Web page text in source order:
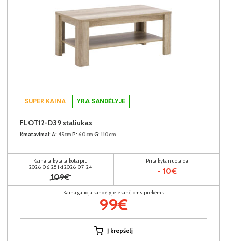
SUPER KAINA YRA SANDĖLYJE
FLOT12-D39 staliukas
Išmatavimai: A: 45cm P: 60cm G: 110cm
Kaina taikyta laikotarpiu
2026-06-25 iki 2026-07-24
109€
Pritaikyta nuolaida
- 10€
Kaina galioja sandėlyje esančioms prekėms
99€
Į krepšelį